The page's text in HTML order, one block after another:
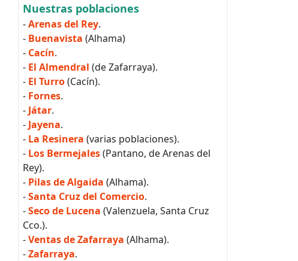
Nuestras poblaciones
-Arenas del Rey.
- Buenavista (Alhama)
- Cacín.
- El Almendral (de Zafarraya).
- El Turro(Cacín).
- Fornes.
- Játar.
- Jayena.
- La Resinera (varias poblaciones).
- Los Bermejales(Pantano, de Arenas del
Rey).
- Pilas de Algaida (Alhama).
-Santa Cruz del Comercio.
-Seco de Lucena (Valenzuela, Santa Cruz
Cco.).
-Ventas de Zafarraya (Alhama).
-Zafarraya.